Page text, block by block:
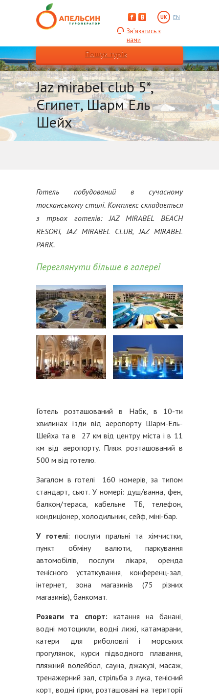
Зв’язатись з
нами
UK EN
Пошук турів
Jaz mirabel club 5*,
Єгипет, Шарм Ель
Шейх
Готель побудований в сучасному
тосканському стилі. Комплекс складається
з трьох готелів: JAZ MIRABEL BEACH
RESORT, JAZ MIRABEL CLUB, JAZ MIRABEL
PARK.
Переглянути більше в галереї
Готель розташований в Набк, в 10-ти
хвилинах їзди від аеропорту Шарм-Ель-
Шейха та в 27 км від центру міста і в 11
км від аеропорту. Пляж розташований в
500 м від готелю.
Загалом в готелі 160 номерів, за типом
стандарт, сьют. У номері: душ/ванна, фен,
балкон/тераса, кабельне ТБ, телефон,
кондиціонер, холодильник, сейф, міні-бар.
У готелі: послуги пральні та хімчистки,
пункт обміну валюти, паркування
автомобілів, послуги лікаря, оренда
тенісного устаткування, конференц-зал,
інтернет, зона магазинів (75 різних
магазинів), банкомат.
Розваги та спорт: катання на банані,
водні мотоцикли, водні лижі, катамарани,
катери для риболовлі і морських
прогулянок, курси підводного плавання,
пляжний волейбол, сауна, джакузі, масаж,
тренажерний зал, стрільба з лука, тенісний
корт, водні гірки, розташовані на території